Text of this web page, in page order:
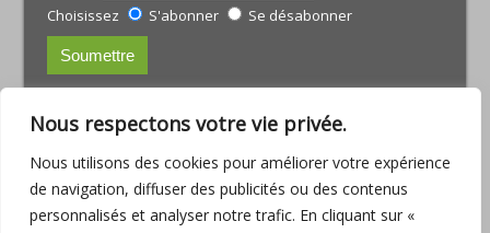
Nous respectons votre vie privée.
Nous utilisons des cookies pour améliorer votre expérience
de navigation, diffuser des publicités ou des contenus
personnalisés et analyser notre trafic. En cliquant sur «
Choisissez
S'abonner Se désabonner
courriel :julie@armoniamassotherapie.com
www.armoniamassotherapie.com
Téléphone : (418) 803-9918